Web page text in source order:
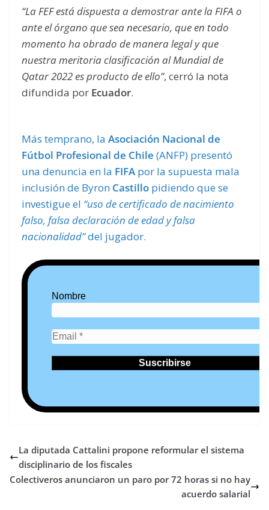
“La FEF está dispuesta a demostrar ante la FIFA o
ante el órgano que sea necesario, que en todo
momento ha obrado de manera legal y que
nuestra meritoria clasificación al Mundial de
Qatar 2022 es producto de ello”, cerró la nota
difundida por Ecuador.
Más temprano, la Asociación Nacional de
Fútbol Profesional de Chile (ANFP) presentó
una denuncia en la FIFA por la supuesta mala
inclusión de Byron Castillo pidiendo que se
investigue el “uso de certificado de nacimiento
falso, falsa declaración de edad y falsa
nacionalidad”del jugador.
Nombre
La diputada Cattalini propone reformular el sistema
disciplinario de los fiscales
Colectiveros anunciaron un paro por 72 horas si no hay
acuerdo salarial